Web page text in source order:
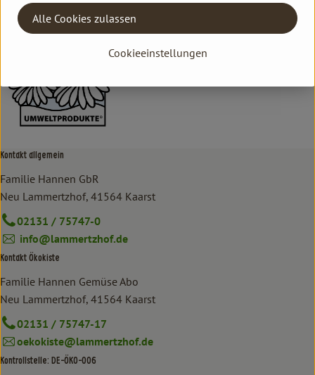
Aries
Kontakt allgemein
Familie Hannen GbR
Neu Lammertzhof, 41564 Kaarst
02131 / 75747-0
info@lammertzhof.de
Kontakt Ökokiste
Familie Hannen Gemüse Abo
Neu Lammertzhof, 41564 Kaarst
02131 / 75747-17
oekokiste@lammertzhof.de
Kontrollstelle: DE-ÖKO-006
Cookieeinstellungen
Alle Cookies zulassen